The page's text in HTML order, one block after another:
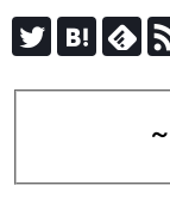
～